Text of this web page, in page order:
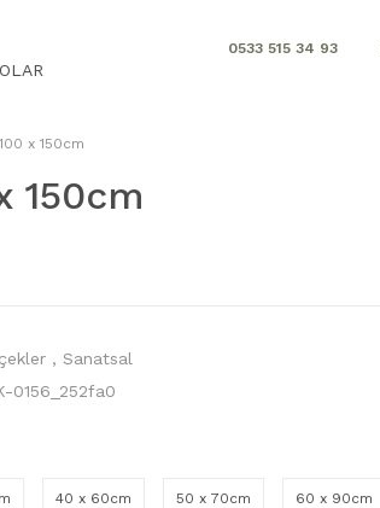
0533 515 34 93
x 150cm
150cm
,Sanatsal
0156_252fa0
40 x 60cm 50 x 70cm 60 x 90cm